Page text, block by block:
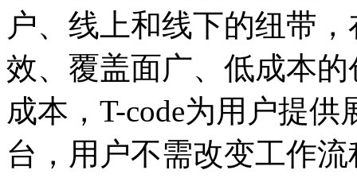
户、线上和线下的纽带
效、覆盖面广、低成本
成本，T-code为用户提
台，用户不需改变工作